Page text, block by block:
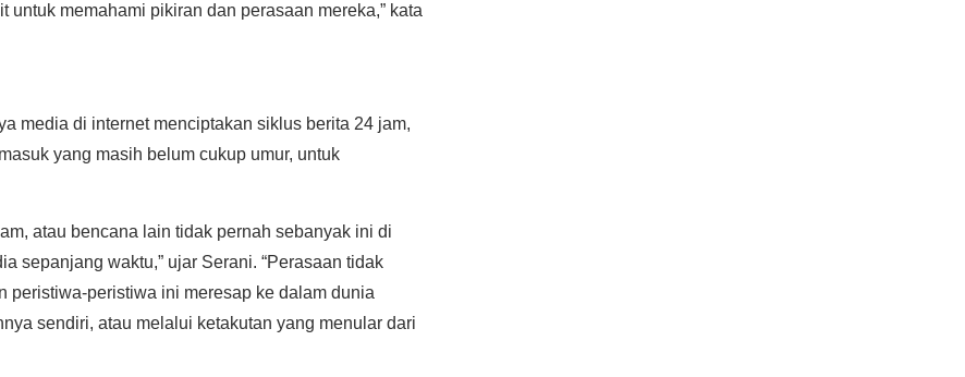
untuk memahami pikiran dan perasaan mereka,” kata
media di internet menciptakan siklus berita 24 jam,
yang masih belum cukup umur, untuk
atau bencana lain tidak pernah sebanyak ini di
sepanjang waktu,” ujar Serani. “Perasaan tidak
peristiwa-peristiwa ini meresap ke dalam dunia
sendiri, atau melalui ketakutan yang menular dari